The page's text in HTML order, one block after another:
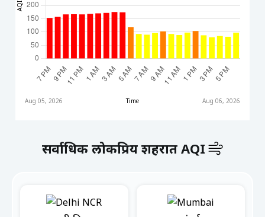
AQI
Aug 05, 2026 Time Aug 06, 2026
सर्वाधिक लोकप्रिय शहरात AQI